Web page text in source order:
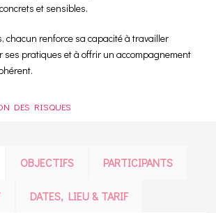
et sensibles.
chacun renforce sa capacité à travailler
ses pratiques et à offrir un accompagnement
DES RISQUES
OBJECTIFS PARTICIPANTS
DATES, LIEU & TARIF